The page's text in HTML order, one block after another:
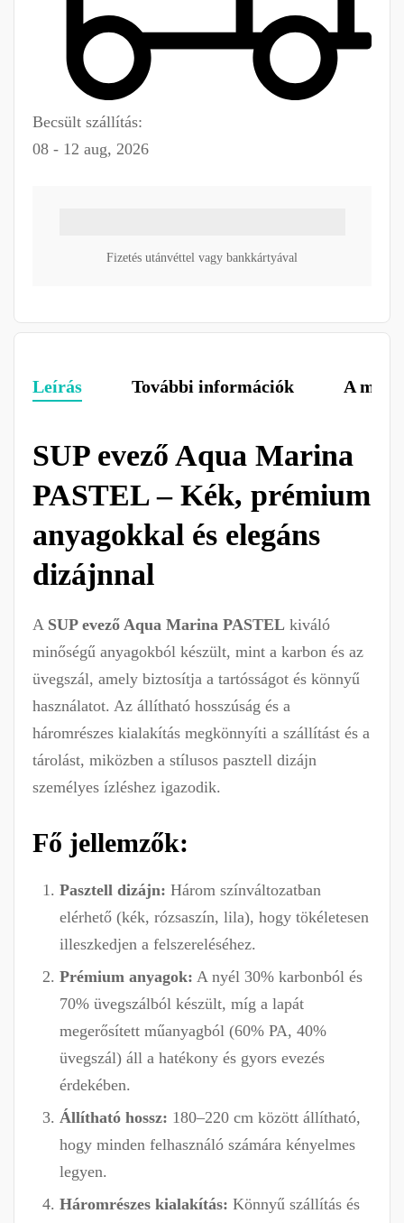
Becsült szállítás:
08 - 12 aug, 2026
Fizetés utánvéttel vagy bankkártyával
Leírás További információk A
SUP evező Aqua Marina
PASTEL – Kék, prémium
anyagokkal és elegáns
dizájnnal
A SUP evező Aqua Marina PASTEL kiváló
minőségű anyagokból készült, mint a karbon és az
üvegszál, amely biztosítja a tartósságot és könnyű
használatot. Az állítható hosszúság és a
háromrészes kialakítás megkönnyíti a szállítást és a
tárolást, miközben a stílusos pasztell dizájn
személyes ízléshez igazodik.
Fő jellemzők:
Pasztell dizájn: Három színváltozatban
elérhető (kék, rózsaszín, lila), hogy tökéletesen
illeszkedjen a felszereléséhez.
Prémium anyagok: A nyél 30% karbonból és
70% üvegszálból készült, míg a lapát
megerősített műanyagból (60% PA, 40%
üvegszál) áll a hatékony és gyors evezés
érdekében.
Állítható hossz: 180–220 cm között állítható,
hogy minden felhasználó számára kényelmes
legyen.
Háromrészes kialakítás: Könnyű szállítás és